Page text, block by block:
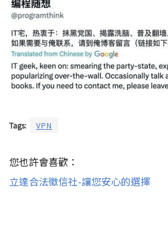
Tags: VPN
您也許會喜歡：
立達合法徵信社-讓您安心的選擇